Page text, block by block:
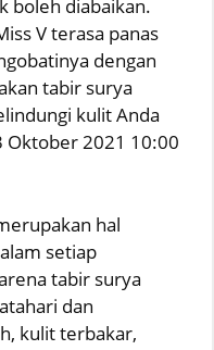
boleh diabaikan.
V terasa panas
dengan
tabir surya
kulit Anda
Oktober 2021 10:00
hal
setiap
tabir surya
dan
kulit terbakar,